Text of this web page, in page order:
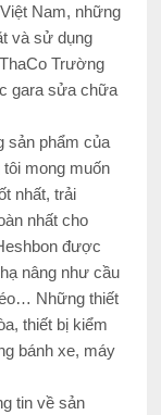
Nam, những
và sử dụng
Trường
gara sửa chữa
sản phẩm của
mong muốn
nhất, trải
nhất cho
được
nâng như cầu
Những thiết
thiết bị kiểm
bánh xe, máy
tin về sản